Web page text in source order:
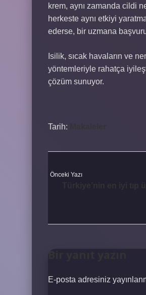
krem, aynı zamanda cildi
herkeste aynı etkiyi
ederse, bir uzmana
Isilik, sıcak havaların ve
yöntemleriyle rahatça
çözüm sunuyor.
Tarih: Makaleler
Önceki Yazı
Bir yanıt yazın
E-posta adresiniz